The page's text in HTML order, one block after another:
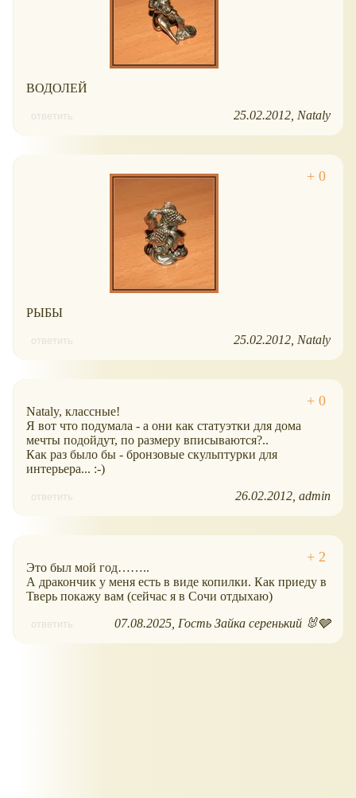
ВОДОЛЕЙ
ответить 25.02.2012 Nataly
РЫБЫ
ответить 25.02.2012 Nataly
Nataly, классные!
Я вот что подумала - а они как статуэтки для дома
мечты подойдут, по размеру вписываются?..
Как раз было бы - бронзовые скульптурки для
интерьера... :-)
ответить 26.02.2012 admin
Это был мой год……..
А дракончик у меня есть в виде копилки. Как приеду в
Тверь покажу вам (сейчас я в Сочи отдыхаю)
ответить 07.08.2025 Гость Зайка серенький 🐰🩶